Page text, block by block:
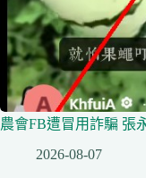
農會FB遭冒用詐騙 張
2026-08-07